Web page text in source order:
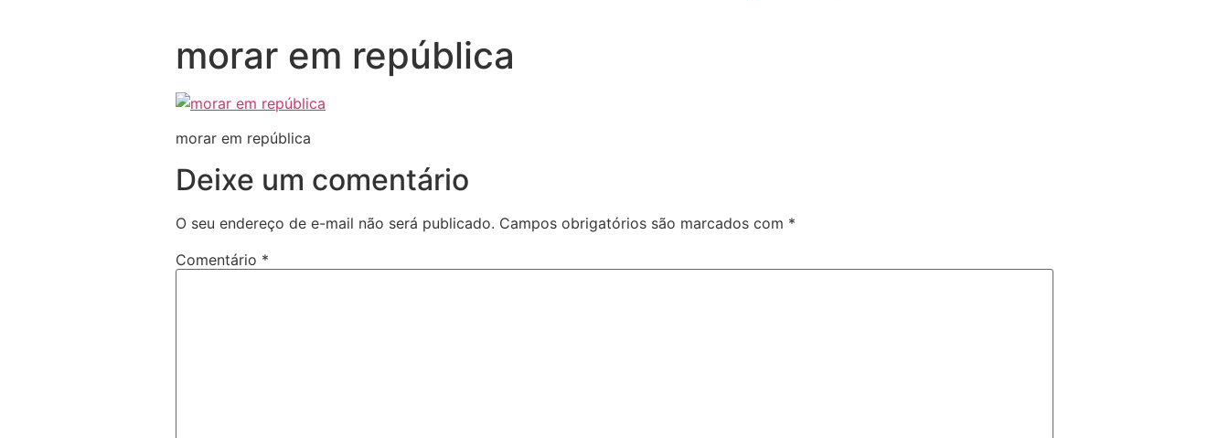
morar em república
morar em república
Deixe um comentário
O seu endereço de e-mail não será publicado. Campos obrigatórios são marcados com *
Comentário *